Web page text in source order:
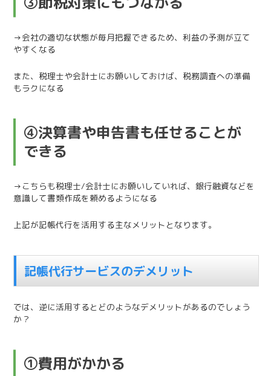
→会社の適切な状態が毎月把握できるため、利益の予測が立て
やすくなる
また、税理士や会計士にお願いしておけば、税務調査への準備
もラクになる
④決算書や申告書も任せることが
できる
→こちらも税理士/会計士にお願いしていれば、銀行融資などを
意識して書類作成を頼めるようになる
上記が記帳代行を活用する主なメリットとなります。
記帳代行サービスのデメリット
では、逆に活用するとどのようなデメリットがあるのでしょう
か？
①費用がかかる